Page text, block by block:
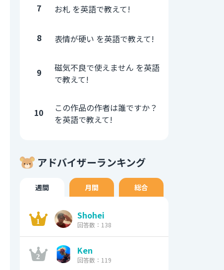
7 お札 を英語で教えて!
8 表情が硬い を英語で教えて!
9
磁気不良で使えません を英語
で教えて!
10
この作品の作者は誰ですか？
を英語で教えて!
アドバイザーランキング
週間 月間 総合
Shohei
回答数：138
Ken
回答数：119